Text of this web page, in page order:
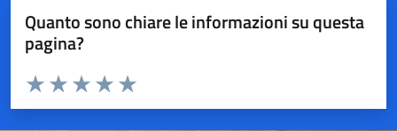
Quanto sono chiare le informazioni su questa
pagina?
Valuta da 1 a 5 stelle la pagina
Valuta 5 stelle su 5
Valuta 4 stelle su 5
Valuta 3 stelle su 5
Valuta 2 stelle su 5
Valuta 1 stelle su 5